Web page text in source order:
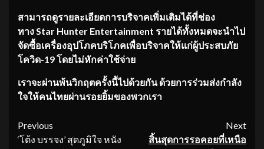
สามารถดูรายละเอียดการบริจาคเพิ่มเติมได้ที่ช่อง
ทาง Star Hunter Entertainment รายได้ทั้งหมดจะนำไป
จัดซื้อเครื่องอุปโภคบริโภคเพื่อบริจาคให้แก่ผู้ประสบภัย
โควิด-19 โดยไม่หักค่าใช้จ่าย
เราจะผ่านพ้นวิกฤตครั้งนี้ไปด้วยกัน ด้วยการร่วมส่งกำลัง
ใจให้คนไทยผ่านรอยยิ้มของพวกเรา
Continue
Previous
‘โต้ง บรรจง’ สุดภูมิใจ หนัง
Next
สิ้นสุดการรอคอยที่เหนือ